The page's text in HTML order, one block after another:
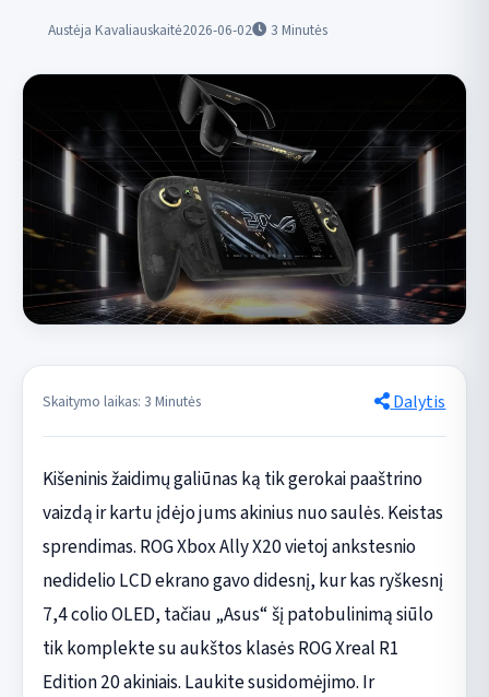
Austėja Kavaliauskaitė2026-06-02 3 Minutės
Skaitymo laikas: 3 Minutės Dalytis
Kišeninis žaidimų galiūnas ką tik gerokai paaštrino
vaizdą ir kartu įdėjo jums akinius nuo saulės. Keistas
sprendimas. ROG Xbox Ally X20 vietoj ankstesnio
nedidelio LCD ekrano gavo didesnį, kur kas ryškesnį
7,4 colio OLED, tačiau „Asus“ šį patobulinimą siūlo
tik komplekte su aukštos klasės ROG Xreal R1
Edition 20 akiniais. Laukite susidomėjimo. Ir